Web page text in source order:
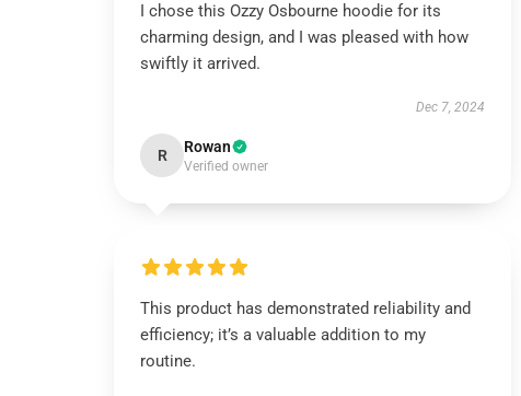
I chose this Ozzy Osbourne hoodie for its
charming design, and I was pleased with how
swiftly it arrived.
Dec 7, 2024
R Rowan
Verified owner
This product has demonstrated reliability and
efficiency; it’s a valuable addition to my
routine.